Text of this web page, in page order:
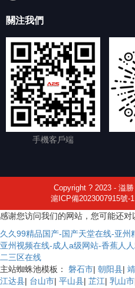
關注我們
手機客戶端
Copyright ? 2023 - 溢
滬ICP備2023007915號-1
感谢您访问我们的网站，您可能还对
久久99精品国产-国产天堂在线-亚
亚州视频在线-成人a级网站-香蕉人
二三区在线
主站蜘蛛池模板： 磐石市| 朝阳县|
江达县| 台山市| 平山县| 芷江| 乳山市